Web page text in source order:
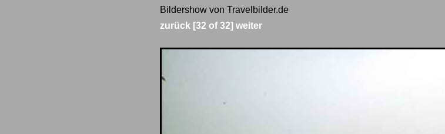
Bildershow von Travelbilder.de
zurück [32 of 32] weiter